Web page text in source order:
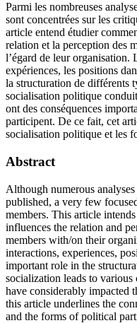
Parmi les nombreuses
sont concentrées sur les
article entend étudier
relation et la perception des
l’égard de leur organisation.
expériences, les positions
la structuration de différents
socialisation politique
ont des conséquences
participent. De ce fait, cet
socialisation politique et les
Abstract
Although numerous
published, a very few
members. This article
influences the relation and
members with/on their
interactions, experiences,
important role in the
socialization leads to
have considerably impacted
this article underlines the
and the forms of political